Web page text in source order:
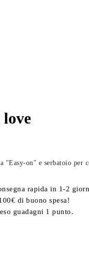
"Easy-on" e serbatoio
rapida in 1-2
di buono spesa!
guadagni 1 punto.